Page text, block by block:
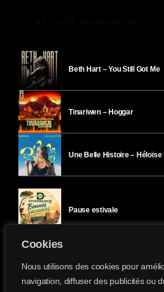
Cookies
Nous utilisons des cookies pour
navigation, diffuser des publicités ou
Beth Hart – You Still Got Me
Tinariwen – Hoggar
Une Belle Histoire – Héloïse
Pause estivale